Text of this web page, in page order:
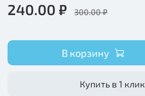
240.00 ₽ 300.00 ₽
В корзину
Купить в 1 клик